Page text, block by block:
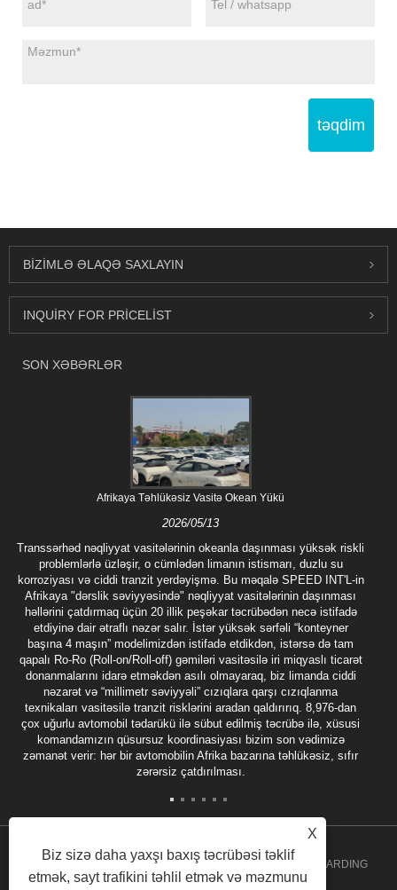
təqdim
BIZIMLƏ ƏLAQƏ SAXLAYIN
INQUIRY FOR PRICELIST
SON XƏBƏRLƏR
Afrikaya Təhlükəsiz Vasitə Okean Yükü
2026/05/13
Transsərhəd nəqliyyat vasitələrinin okeanla daşınması yüksək riskli
problemlərlə üzləşir, o cümlədən limanın istismarı, duzlu su
korroziyası və ciddi tranzit yerdəyişmə. Bu məqalə SPEED INT'L-in
Afrikaya "dərslik səviyyəsində" nəqliyyat vasitələrinin daşınması
həllərini çatdırmaq üçün 20 illik peşəkar təcrübədən necə istifadə
etdiyinə dair ətraflı nəzər salır. İstər yüksək sərfəli “konteyner
başına 4 maşın” modelimizdən istifadə etdikdən, istərsə də tam
qapalı Ro-Ro (Roll-on/Roll-off) gəmiləri vasitəsilə iri miqyaslı ticarət
donanmalarını idarə etməkdən asılı olmayaraq, biz limanda ciddi
nəzarət və “millimetr səviyyəli” cızıqlara qarşı cızıqlanma
texnikaları vasitəsilə tranzit risklərini aradan qaldırırıq. 8,976-dan
çox uğurlu avtomobil tədarükü ilə sübut edilmiş təcrübə ilə, xüsusi
komandamızın qüsursuz koordinasiyası bizim son vədimizə
zəmanət verir: hər bir avtomobilin Afrika bazarına təhlükəsiz, sıfır
zərərsiz çatdırılması.
Copyright 2020 GUANGZHOU SPEED INT'L FREIGHT FORWARDING
X
Biz sizə daha yaxşı baxış təcrübəsi təklif
etmək, sayt trafikini təhlil etmək və məzmunu